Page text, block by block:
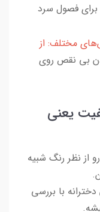
فصول سرد
مختلف: از
بی نقص روی
یعنی
از نظر رنگ شبیه
با بررسی